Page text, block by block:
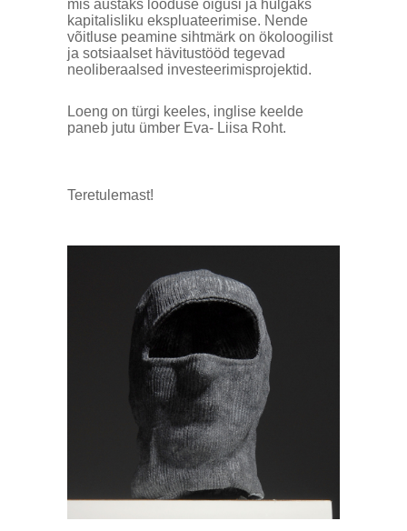
mis austaks looduse õigusi ja hülgaks
kapitalisliku ekspluateerimise. Nende
võitluse peamine sihtmärk on ökoloogilist
ja sotsiaalset hävitustööd tegevad
neoliberaalsed investeerimisprojektid.
Loeng on türgi keeles, inglise keelde
paneb jutu ümber Eva- Liisa Roht.
Teretulemast!